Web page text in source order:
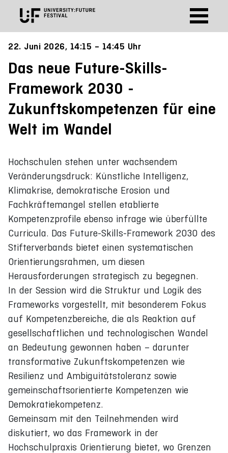
22. Juni 2026, 14:15 – 14:45 Uhr
Das neue Future-Skills-
Framework 2030 -
Zukunftskompetenzen für eine
Welt im Wandel
Hochschulen stehen unter wachsendem
Veränderungsdruck: Künstliche Intelligenz,
Klimakrise, demokratische Erosion und
Fachkräftemangel stellen etablierte
Kompetenzprofile ebenso infrage wie überfüllte
Curricula. Das Future-Skills-Framework 2030 des
Stifterverbands bietet einen systematischen
Orientierungsrahmen, um diesen
Herausforderungen strategisch zu begegnen.
In der Session wird die Struktur und Logik des
Frameworks vorgestellt, mit besonderem Fokus
auf Kompetenzbereiche, die als Reaktion auf
gesellschaftlichen und technologischen Wandel
an Bedeutung gewonnen haben – darunter
transformative Zukunftskompetenzen wie
Resilienz und Ambiguitätstoleranz sowie
gemeinschaftsorientierte Kompetenzen wie
Demokratiekompetenz.
Gemeinsam mit den Teilnehmenden wird
diskutiert, wo das Framework in der
Hochschulpraxis Orientierung bietet, wo Grenzen